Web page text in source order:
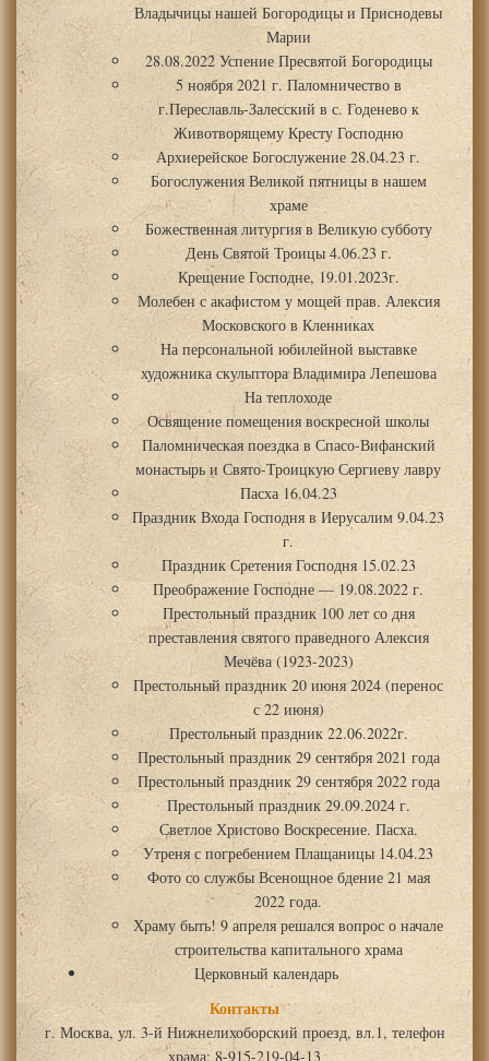
Владычицы нашей Богородицы и Приснодевы
Марии
28.08.2022 Успение Пресвятой Богородицы
5 ноября 2021 г. Паломничество в
г.Переславль-Залесский в с. Годенево к
Животворящему Кресту Господню
Архиерейское Богослужение 28.04.23 г.
Богослужения Великой пятницы в нашем
храме
Божественная литургия в Великую субботу
День Святой Троицы 4.06.23 г.
Крещение Господне, 19.01.2023г.
Молебен с акафистом у мощей прав. Алексия
Московского в Кленниках
На персональной юбилейной выставке
художника скульптора Владимира Лепешова
На теплоходе
Освящение помещения воскресной школы
Паломническая поездка в Спасо-Вифанский
монастырь и Свято-Троицкую Сергиеву лавру
Пасха 16.04.23
Праздник Входа Господня в Иерусалим 9.04.23
г.
Праздник Сретения Господня 15.02.23
Преображение Господне — 19.08.2022 г.
Престольный праздник 100 лет со дня
преставления святого праведного Алексия
Мечёва (1923-2023)
Престольный праздник 20 июня 2024 (перенос
с 22 июня)
Престольный праздник 22.06.2022г.
Престольный праздник 29 сентября 2021 года
Престольный праздник 29 сентября 2022 года
Престольный праздник 29.09.2024 г.
Светлое Христово Воскресение. Пасха.
Утреня с погребением Плащаницы 14.04.23
Фото со службы Всенощное бдение 21 мая
2022 года.
Храму быть! 9 апреля решался вопрос о начале
строительства капитального храма
Церковный календарь
Контакты
г. Москва, ул. 3-й Нижнелихоборский проезд, вл.1, телефон
храма: 8-915-219-04-13